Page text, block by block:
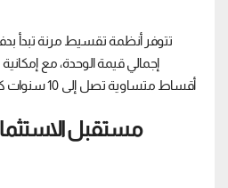
إجمالي قيمة الوحدة، مع
أقساط متساوية تصل إلى 10 سنوات كاملة بدون أي فوائد إضافية.
مستقبل